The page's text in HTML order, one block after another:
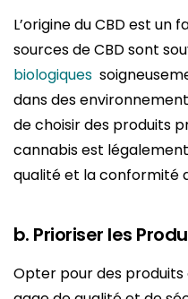
L’origine du CBD est un
sources de CBD sont
biologiques
dans des
de choisir des produits
cannabis est
qualité et la conformité
b. Prioriser les
Opter pour des